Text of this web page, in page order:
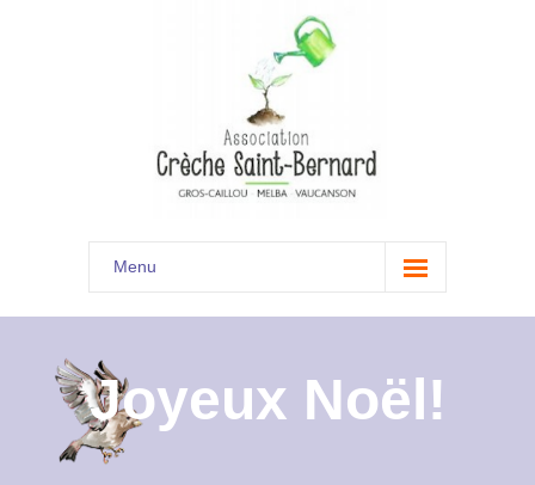
Menu
Accueil
Présentation
Joyeux Noël!